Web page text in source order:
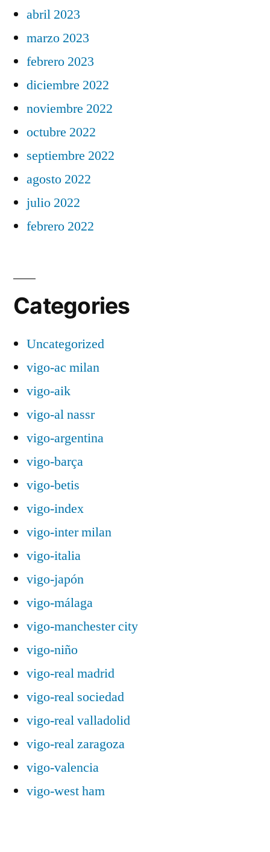
abril 2023
marzo 2023
febrero 2023
diciembre 2022
noviembre 2022
octubre 2022
septiembre 2022
agosto 2022
julio 2022
febrero 2022
Categories
Uncategorized
vigo-ac milan
vigo-aik
vigo-al nassr
vigo-argentina
vigo-barça
vigo-betis
vigo-index
vigo-inter milan
vigo-italia
vigo-japón
vigo-málaga
vigo-manchester city
vigo-niño
vigo-real madrid
vigo-real sociedad
vigo-real valladolid
vigo-real zaragoza
vigo-valencia
vigo-west ham